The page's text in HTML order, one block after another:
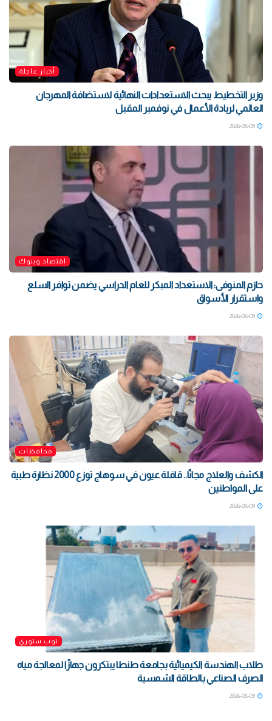
أخبار عاجلة
وزير التخطيط يبحث الاستعدادات النهائية لاستضافة المهرجان
العالمي لريادة الأعمال في نوفمبر المقبل
اقتصاد وبنوك
حازم المنوفى: الاستعداد المبكر للعام الدراسي يضمن توافر السلع
واستقرار الأسواق
محافظات
الكشف والعلاج مجانًا.. قافلة عيون في سوهاج توزع 2000 نظارة طبية
على المواطنين
توب ستوري
طلاب الهندسة الكيميائية بجامعة طنطا يبتكرون جهازًا لمعالجة مياه
الصرف الصناعي بالطاقة الشمسية